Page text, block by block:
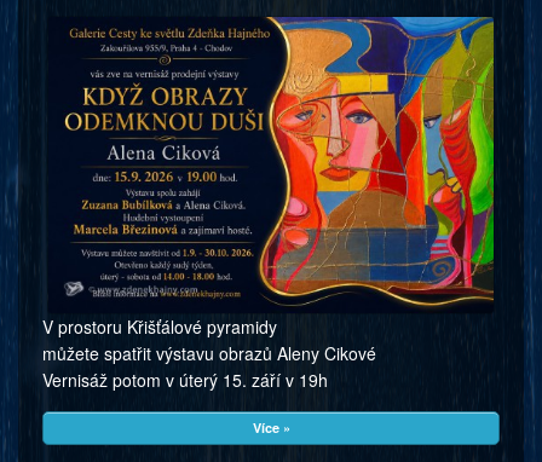
V prostoru Křišťálové pyramidy
můžete spatřit výstavu obrazů Aleny Cikové
Vernisáž potom v úterý 15. září v 19h
Více »